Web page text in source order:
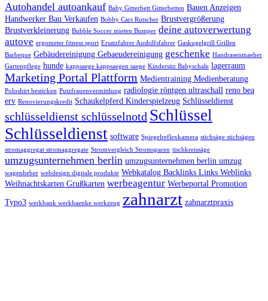
Autohandel autoankauf Baby Gitterbett Gitterbetten Bauen Anzeigen
Handwerker Bau Verkaufen Bobby Cars Rutscher Brustvergrößerung
Brustverkleinerung Bubble Soccer mieten Bumper deine autoverwertung
autove ergometer fitness sport Ersatzfahrer Aushilfsfahrer Gaskugelgrill Grillen
Barbeque Gebäudereinigung Gebaeudereinigung geschenke Handrasenmaeher
Gartenpflege hunde kappsaege kappsaegen saege Kindersitz Babyschale lagerraum
Marketing Portal Plattform Medientraining Medienberatung
Poloshirt besticken Putzfrauenvermittlung radiologie röntgen ultraschall reno bea
erv Renovierungskredit Schaukelpferd Kinderspielzeug Schlüsseldienst
schlüsseldienst schlüsselnotd Schlüssel
Schlüsseldienst software Spiegelreflexkamera stichsäge stichsägen
stromaggregat stromaggregate Stromvergleich Stromsparen tischkreissäge
umzugsunternehmen berlin umzugsunternehmen berlin umzug
wagenheber webdesign digitale produkte Webkatalog Backlinks Links Weblinks
Weihnachtskarten Grußkarten werbeagentur Werbeportal Promotion
Typo3 werkbank werkbaenke werkzeug zahnarzt zahnarztpraxis